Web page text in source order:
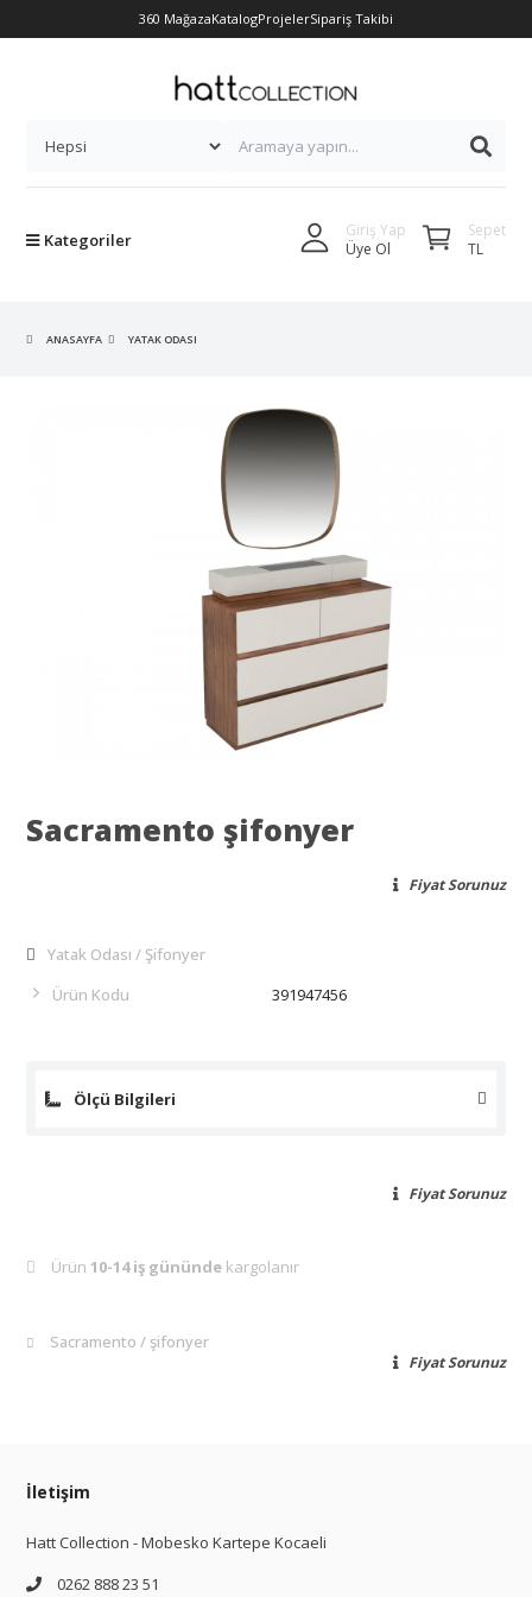
360 MağazaKatalogProjelerSipariş Takibi
Kategoriler
Giriş Yap
Üye Ol
Sepet
TL
ANASAYFA YATAK ODASI
Sacramento şifonyer
Fiyat Sorunuz
Yatak Odası
Şifonyer
Ürün Kodu
391947456
Ölçü Bilgileri
Fiyat Sorunuz
Ürün10-14 iş gününde kargolanır
Sacramento şifonyer
Fiyat Sorunuz
İletişim
Hatt Collection - Mobesko Kartepe Kocaeli
0262 888 23 51